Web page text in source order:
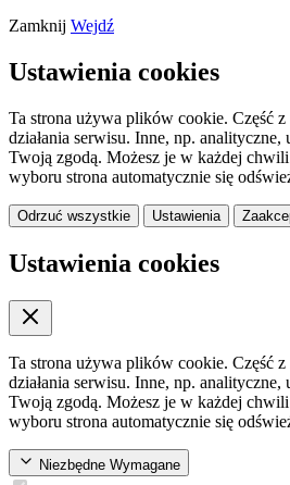
Zamknij Wejdź
Ustawienia cookies
Ta strona używa plików cookie. Część z
działania serwisu. Inne, np.
Twoją zgodą. Możesz je w każdej
wyboru strona automatycznie się
Odrzuć wszystkie Ustawienia
Ustawienia cookies
Ta strona używa plików cookie. Część z
działania serwisu. Inne, np.
Twoją zgodą. Możesz je w każdej
wyboru strona automatycznie się
Niezbędne Wymagane